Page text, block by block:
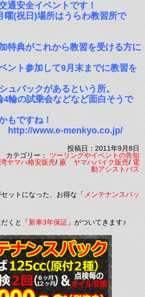
通安全イベントです！
曜(祝日)場所はうらわ教習所で
特典がこれから教習を受ける方に
ント参加して9月末までに教習を
ュバックがあるという所。
4輪の試乗会などなど面白そうで
もですね！
http://www.e-menkyo.co.jp/
投稿日：2011年9月8日
カテゴリー：ツーリングやイベントの告知
ヤマハ格安販売/蕨 ヤマハバイク販売/電
動アシストパス
ットになった、お得な「メンテナンスパッ
くと「新車3年保証」がついてきます♪